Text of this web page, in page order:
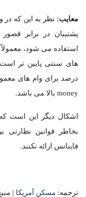
معایب:
پشتیبان در برابر
money بالا می باشد.
بخاطر قوانین
فاینانس ارائه نکنند.
ترجمه: مسکن آمریکا |